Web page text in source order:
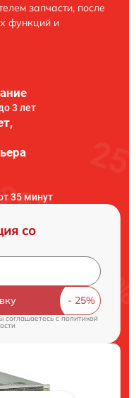
запчасти, после
функций и
3 лет
35 минут
со
соглашаетесь cполитикой